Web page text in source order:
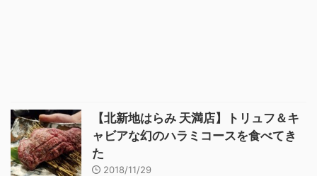
【北新地はらみ 天満店】トリュフ＆キ
ャビアな幻のハラミコースを食べてき
た
2018/11/29